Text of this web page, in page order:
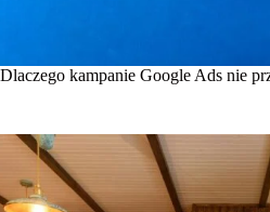
Dlaczego kampanie Google Ads nie